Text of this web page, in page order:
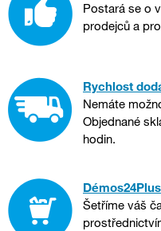
Postará se o
prodejců a
Rychlost
Nemáte
Objednané
hodin.
Démos24Plus
Šetříme váš